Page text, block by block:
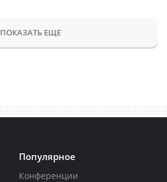
ПОКАЗАТЬ ЕЩЕ
Популярное
Конференции